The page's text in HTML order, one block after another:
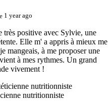
1 year ago
très positive avec Sylvie, une
Elle m' a appris à mieux me
mangeais, à me proposer une
à mes rythmes. Un grand
vivement !
nutritionniste